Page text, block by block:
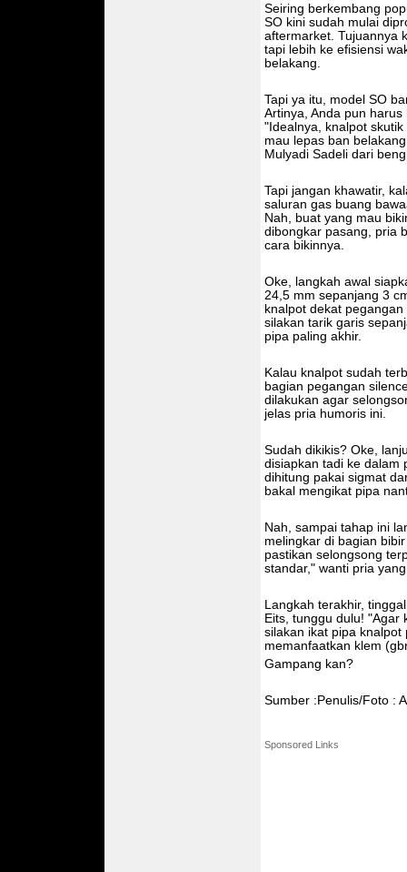
Seiring berkembang
SO kini sudah mulai
aftermarket. Tujuannya
tapi lebih ke efisiensi
belakang.
Tapi ya itu, model SO
Artinya, Anda pun
"Idealnya, knalpot
mau lepas ban
Mulyadi Sadeli dari
Tapi jangan khawatir,
saluran gas buang
Nah, buat yang mau
dibongkar pasang, pria
cara bikinnya.
Oke, langkah awal
24,5 mm sepanjang 3
knalpot dekat
silakan tarik garis
pipa paling akhir.
Kalau knalpot sudah
bagian pegangan
dilakukan agar
jelas pria humoris ini.
Sudah dikikis? Oke,
disiapkan tadi ke dalam
dihitung pakai sigmat
bakal mengikat pipa
Nah, sampai tahap ini
melingkar di bagian
pastikan selongsong
standar," wanti pria
Langkah terakhir,
Eits, tunggu dulu! "Agar
silakan ikat pipa
memanfaatkan klem
Gampang kan?
Sumber :Penulis/Foto :
Sponsored Links